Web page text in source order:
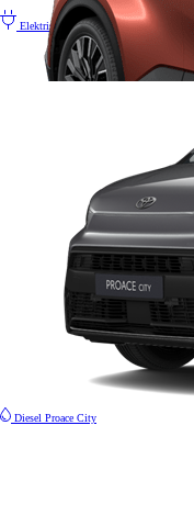
Fra kr 445 500 inkl. MVA
Proace
ELEKTRISK OG DIESEL
Elektrisk Proace Electric
Diesel Proace City